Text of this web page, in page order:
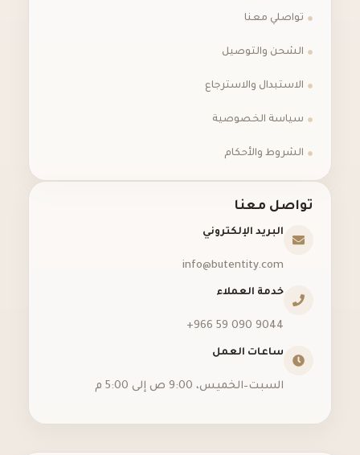
تواصلي معنا
الشحن والتوصيل
الاستبدال والاسترجاع
سياسة الخصوصية
الشروط والأحكام
تواصل معنا
البريد الإلكتروني
info@butentity.com
خدمة العملاء
‪+966 59 090 9044‬
ساعات العمل
السبت–الخميس، 9:00 ص إلى 5:00 م